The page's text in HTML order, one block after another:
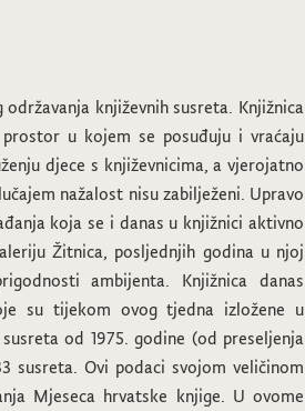
književnih susreta. Knjižnica
u kojem se posuđuju i vraćaju
djece s književnicima, a vjerojatno
nažalost nisu zabilježeni. Upravo
koja se i danas u knjižnici aktivno
Žitnica, posljednjih godina u njoj
ambijenta. Knjižnica danas
su tijekom ovog tjedna izložene u
od 1975. godine (od preseljenja
susreta. Ovi podaci svojom veličinom
Mjeseca hrvatske knjige. U ovome